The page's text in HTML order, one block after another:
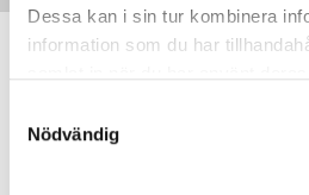
Dessa kan i sin tur kombinera
information som du har
Nödvändig
”Vi lovar behöriga
klassrum”
Inga fler obehöriga lärare.